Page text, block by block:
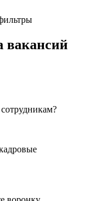
вакансий